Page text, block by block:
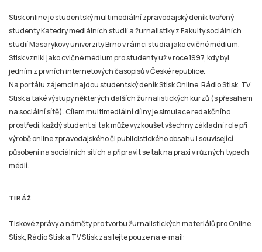
Stisk online je studentský multimediální zpravodajský deník tvořený
studenty Katedry mediálních studií a žurnalistiky z Fakulty sociálních
studií Masarykovy univerzity Brno v rámci studia jako cvičné médium.
Stisk vznikl jako cvičné médium pro studenty už v roce 1997, kdy byl
jedním z prvních internetových časopisů v České republice.
Na portálu zájemci najdou studentský deník Stisk Online, Rádio Stisk, TV
Stisk a také výstupy některých dalších žurnalistických kurzů (s přesahem
na sociální sítě). Cílem multimediální dílny je simulace redakčního
prostředí, každý student si tak může vyzkoušet všechny základní role při
výrobě online zpravodajského či publicistického obsahu i související
působení na sociálních sítích a připravit se tak na praxi v různých typech
médií.
TIRÁŽ
Tiskové zprávy a náměty pro tvorbu žurnalistických materiálů pro Online
Stisk, Rádio Stisk a TV Stisk zasílejte pouze na e-mail: